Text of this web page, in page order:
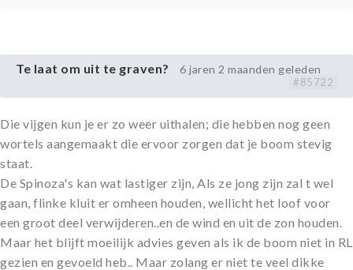
Te laat om uit te graven? 6 jaren 2 maanden geleden
#85722
Die vijgen kun je er zo weer uithalen; die hebben nog geen
wortels aangemaakt die ervoor zorgen dat je boom stevig
staat.
De Spinoza's kan wat lastiger zijn, Als ze jong zijn zal t wel
gaan, flinke kluit er omheen houden, wellicht het loof voor
een groot deel verwijderen..en de wind en uit de zon houden.
Maar het blijft moeilijk advies geven als ik de boom niet in RL
gezien en gevoeld heb.. Maar zolang er niet te veel dikke